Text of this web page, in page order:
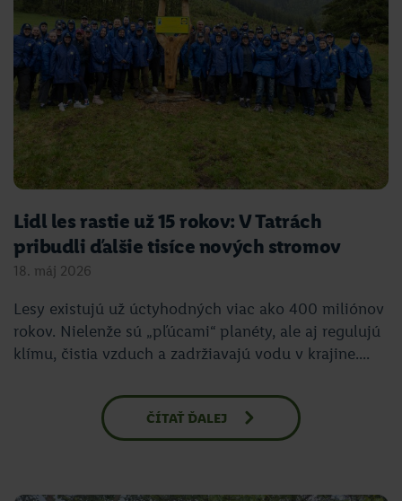
Lidl les rastie už 15 rokov: V Tatrách
pribudli ďalšie tisíce nových stromov
18. máj 2026
Lesy existujú už úctyhodných viac ako 400 miliónov
rokov. Nielenže sú „pľúcami“ planéty, ale aj regulujú
klímu, čistia vzduch a zadržiavajú vodu v krajine....
ČÍTAŤ ĎALEJ